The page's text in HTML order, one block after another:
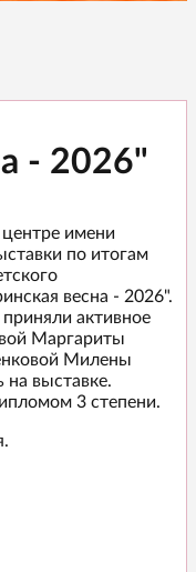
- 2026"
имени
по итогам
весна - 2026".
активное
Маргариты
Милены
выставке.
3 степени.